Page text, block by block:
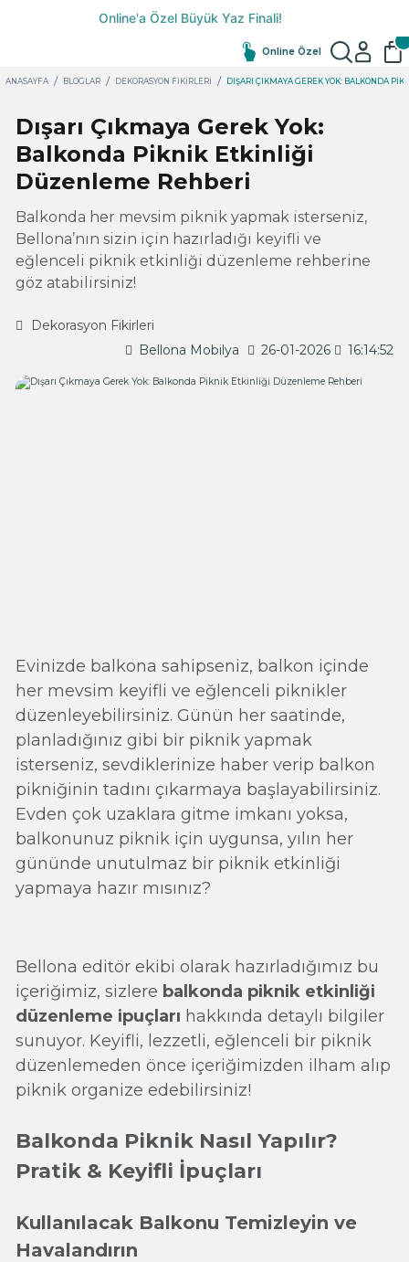
Online Özel
ANASAYFA BLOGLAR DEKORASYON FIKIRLERI DIŞARI ÇIKMAYA GEREK YOK: BALKONDA
Dışarı Çıkmaya Gerek Yok:
Balkonda Piknik Etkinliği
Düzenleme Rehberi
Balkonda her mevsim piknik yapmak isterseniz,
Bellona’nın sizin için hazırladığı keyifli ve
eğlenceli piknik etkinliği düzenleme rehberine
göz atabilirsiniz!
Dekorasyon Fikirleri
Bellona Mobilya
26-01-2026 16:14:52
Evinizde balkona sahipseniz, balkon içinde
her mevsim keyifli ve eğlenceli piknikler
düzenleyebilirsiniz. Günün her saatinde,
planladığınız gibi bir piknik yapmak
isterseniz, sevdiklerinize haber verip balkon
pikniğinin tadını çıkarmaya başlayabilirsiniz.
Evden çok uzaklara gitme imkanı yoksa,
balkonunuz piknik için uygunsa, yılın her
gününde unutulmaz bir piknik etkinliği
yapmaya hazır mısınız?
Bellona editör ekibi olarak hazırladığımız bu
içeriğimiz, sizlere balkonda piknik etkinliği
düzenleme ipuçları hakkında detaylı bilgiler
sunuyor. Keyifli, lezzetli, eğlenceli bir piknik
düzenlemeden önce içeriğimizden ilham alıp
piknik organize edebilirsiniz!
Balkonda Piknik Nasıl Yapılır?
Pratik & Keyifli İpuçları
Kullanılacak Balkonu Temizleyin ve
Havalandırın